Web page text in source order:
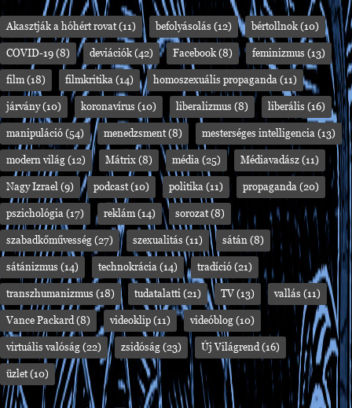
Akasztják a hóhért rovat(11) befolyásolás (12) bértollnok (10)
COVID-19 (8) deviációk (42) Facebook (8) feminizmus (13)
film(18) filmkritika (14) homoszexuális propaganda (11)
járvány(10) koronavírus (10) liberalizmus (8) liberális (16)
manipuláció (54) menedzsment(8) mesterséges intelligencia (13)
modern világ (12) Mátrix (8) média (25) Médiavadász (11)
Nagy Izrael (9) podcast(10) politika (11) propaganda (20)
pszichológia (17) reklám(14) sorozat(8)
szabadkőművesség (27) szexualitás (11) sátán (8)
sátánizmus (14) technokrácia (14) tradíció (21)
transzhumanizmus (18) tudatalatti (21) TV (13) vallás (11)
Vance Packard(8) videoklip (11) videóblog (10)
virtuális valóság (22) zsidóság (23) Új Világrend(16)
üzlet(10)